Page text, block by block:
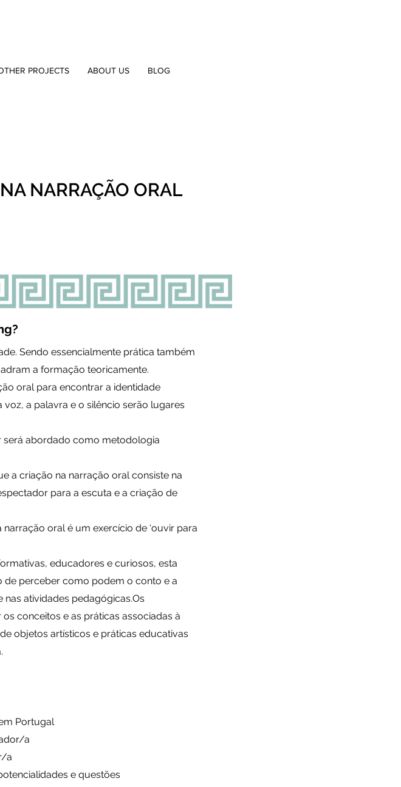
PROJECTS ABOUT US BLOG
NARRAÇÃO ORAL
Sendo essencialmente prática também
a formação teoricamente.
oral para encontrar a identidade
a palavra e o silêncio serão lugares
será abordado como metodologia
a criação na narração oral consiste na
para a escuta e a criação de
oral é um exercício de ‘ouvir para
educadores e curiosos, esta
perceber como podem o conto e a
nas atividades pedagógicas.Os
conceitos e as práticas associadas à
objetos artísticos e práticas educativas
Portugal
a
a
e questões